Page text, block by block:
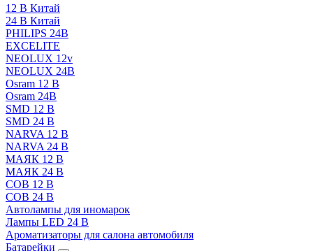
12 В Китай
24 В Китай
PHILIPS 24В
EXCELITE
NEOLUX 12v
NEOLUX 24В
Osram 12 В
Osram 24В
SMD 12 В
SMD 24 В
NARVA 12 В
NARVA 24 В
МАЯК 12 В
МАЯК 24 В
COB 12 В
COB 24 В
Автолампы для иномарок
Лампы LED 24 B
Ароматизаторы для салона автомобиля
Батарейки